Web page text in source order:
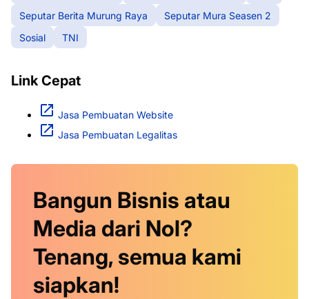
Seputar Berita Murung Raya
Seputar Mura Seasen 2
Sosial
TNI
Link Cepat
Jasa Pembuatan Website
Jasa Pembuatan Legalitas
Bangun Bisnis atau
Media dari Nol?
Tenang, semua kami
siapkan!